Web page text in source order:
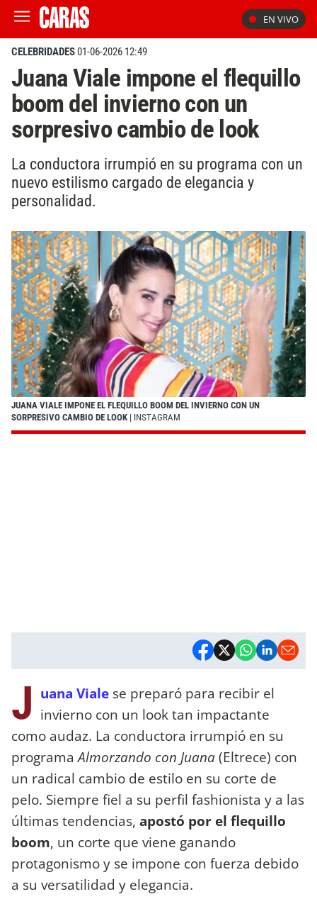
EN VIVO
CELEBRIDADES01-06-2026 12:49
Juana Viale impone el flequillo
boom del invierno con un
sorpresivo cambio de look
La conductora irrumpió en su programa con un
nuevo estilismo cargado de elegancia y
personalidad.
JUANA VIALE IMPONE EL FLEQUILLO BOOM DEL INVIERNO CON UN
SORPRESIVO CAMBIO DE LOOK | INSTAGRAM
J uana Viale se preparó para recibir el
invierno con un look tan impactante
como audaz. La conductora irrumpió en su
programaAlmorzando con Juana(Eltrece) con
un radical cambio de estilo en su corte de
pelo. Siempre fiel a su perfil fashionista y a las
últimas tendencias, apostó por el flequillo
boom, un corte que viene ganando
protagonismo y se impone con fuerza debido
a su versatilidad y elegancia.